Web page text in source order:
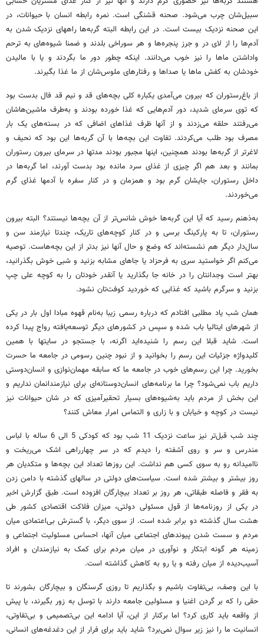
سبیل‌شان چرب می‌شود. صحنه قشنگی است. نمره رابطه انسان با حیوانات، در
این صحنه نزدیک بیست است. در این رابطه البته گربه‌ها راههای نزدیک شدن به
آدم‌ها را از لای در و جرز پنجره‌ها و هر سوراخی بلدند و ضمنا شیوه‌های به ترحم
واداشتن ماها را نیز خوب می‌دانند. اینکه چطور دور ما بگردند و یا با مالیدن
خودشان به کفش ماها یا صداها و رفتارهای ملوس‌شان از ما غذا بگیرند.
از باغ‌رستوران که بیرون می‌آمدی یکباره کلی بچه‌های قد و نیم قد فال بدست بود
که توی سرمای شدید، دور آدم‌هایی که غذا خورده بودند و به‌طرف ماشین‌هاشان
می‌رفتند حلقه می‌زدند و از آنها ظرف غذاهای اضافی که در بسته‌های یک بار
مصرف بود طلب می‌کردند. تفاوت این بچه‌ها با آن گربه‌ها این بود که نحیف و
لاغرتر از گربه‌ها بودند همچنین، اینها مجبور بودند مدتها در سرمای بیرون رستوران
بمانند و بعد هم اگر چیزی از غذای سرد مانده بود بدست آورند، اما گربه‌ها در
داخل رستوران، جایشان گرم بود و همزمان و در کنار سفره با آدمها غذای گرم
می‌خوردند.
به‌ذهنم رسید که آیا این گربه‌ها خوش شانس‌تر از آن بچه‌ها نیستند؟ البته بیرون
رستوران، تا به پارکینگ برسی و در کنار کوچه‌های تاریک، چندتا نیازمند سن و
سال‌دار دیگر هم نشسته‌اند که وضع و حال آنها نیز بدتر از این بچه‌هاست. توصیه
می‌کنم اگر خواستید سری به فرحزاد یا جاهای مشابه بزنید و شبی خوش بگذرانید،
بهتر است وجدانتان را در خانه جا بگذارید یا آنقدر خودتان را به کوچه علی چپ
بزنید و سرگرم باشید که غذایی که خوردید کوفت‌تان نشود.
همان شب یاد مطلبی افتادم که درباره رسمی زیبا به‌نام قهوه مبادا اول بار در یکی
از شهرهای ایتالیا باب شده و سپس در کشورهای دیگر توسعه‌یافته رواج پیدا کرده
است. شاید قبلا این رسم را شنیده‌اید اگرنه، با جستجو در سایتها با همین
کلیدواژه جزئیات این رسم را بخوانید و از نبود چنین رسومی در جامعه ما حسرت
بخورید. چرا این رسم‌های خوب در جامعه ما که سابقه مهمان‌نوازی و انسان‌دوستی
داریم باب نمی‌شود؟ چرا ما برنامه‌های انسان‌دوستانه‌ای برای نیازمندانمان نداریم و
این بخش از مردم باید به‌شیوه‌های بسیار تحقیرآمیزی که در شان حیوانات نیز
نیست در کوچه و خیابان و با زاری و التماس امرار معاش کنند؟
چند شب قبل‌تر نیز ساعت نزدیک 11 شب بود که کودکی 5 الی 6 ساله با لباس
مندرس و سر و روی آشفته را دیدم که در سر چهارراهی اشک می‌ریخت و
ناامیدانه رو به سوی کسی هم نداشت. این روزها تعداد این بچه‌ها و متکدیان هر
روز بیشتر و بیشتر شده است. سیاست‌های دولتی در سالهای گذشته با دامن زدن
به فقر و فاصله طبقاتی، هر روز بر تعداد بیچارگان افزوده است. طبق گزارش اخیر
در یکی از روزنامه‌ها از قول مسئولی دولتی، میزان فلاکت اقتصادی کشور طی
هشت سال گذشته دو برابر شده است. از سوی دیگر، با گسترش بی‌اعتمادی میان
مردم و سست شدن پیوندهای اجتماعی میان آنها، احساس مسئولیت اجتماعی و
زمینه هر گونه ابتکار و نوآوری در میان مردم برای کمک به نیازمندان و افراد
آسیب‌دیده از میان رفته و یا رو به کاهش گذاشته است.
با این وصف، بی‌تفاوت باشیم و بگذاریم تا روزی گرسنگان و بیچارگان بشورند تا
حقی را که بر گردن اغنیا و مسئولین جامعه دارند با توسل به زور بگیرند، یا پیش
از واقعه باید کاری کرد؟ اما برکنار از این، آیا ادامه این بی‌تصمیمی و بی‌تفاوتی،
انسانیت ما را نیز زیر سوال نمی‌برد؟ شاید باید برای فرار از این دغدغه‌های انسانی،